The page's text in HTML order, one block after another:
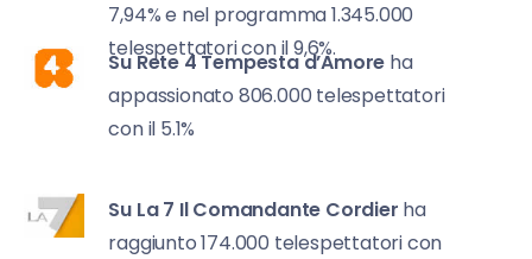
7,94% e nel programma 1.345.000
telespettatori con il 9,6%.
Su Rete 4Tempesta d’Amore ha
appassionato 806.000 telespettatori
con il 5.1%
Su La 7 Il Comandante Cordier ha
raggiunto 174.000 telespettatori con